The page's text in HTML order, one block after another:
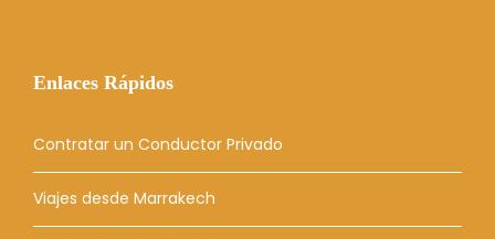
Enlaces Rápidos
Contratar un Conductor Privado
Viajes desde Marrakech